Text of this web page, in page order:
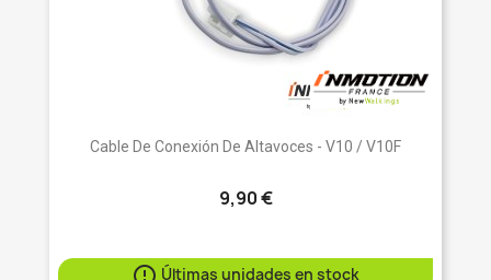
Cable De Conexión De Altavoces - V10 / V10F
9,90 €
Últimas unidades en stock